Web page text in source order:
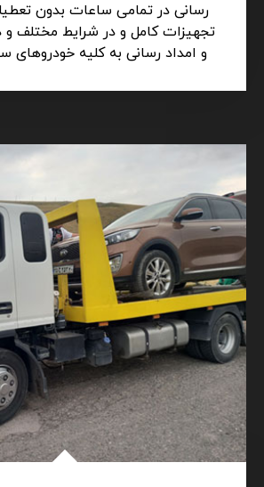
رسانی در تمامی ساعات بدون
تجهیزات کامل و در شرایط مختلف و
و امداد رسانی به کلیه